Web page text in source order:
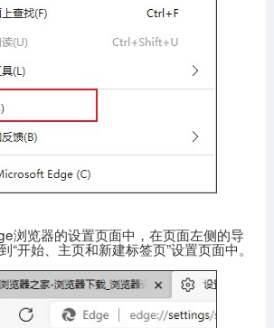
浏览器的设置页面中，在页面左侧的导
“开始、主页和新建标签页”设置页面中。